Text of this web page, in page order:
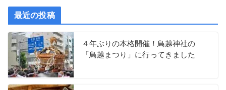
最近の投稿
４年ぶりの本格開催！鳥越神社の
「鳥越まつり」に行ってきました